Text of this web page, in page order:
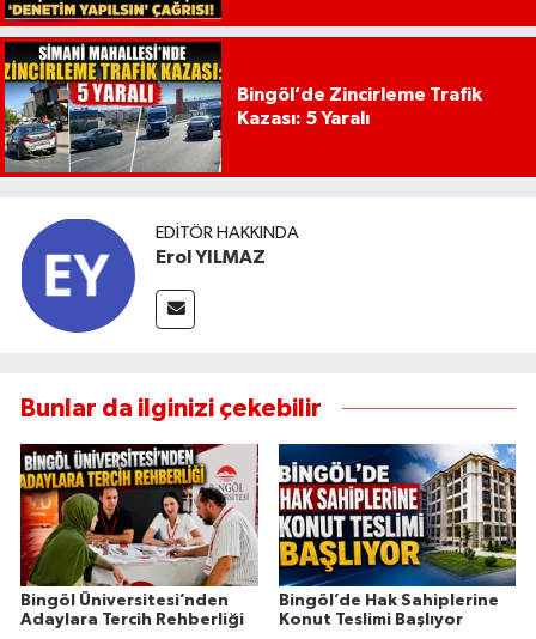
Bingöl’de Zincirleme Trafik
Kazası: 5 Yaralı
EDITÖR HAKKINDA
Erol YILMAZ
Bunlar da ilginizi çekebilir
Bingöl Üniversitesi’nden
Adaylara Tercih Rehberliği
Bingöl’de Hak Sahiplerine
Konut Teslimi Başlıyor